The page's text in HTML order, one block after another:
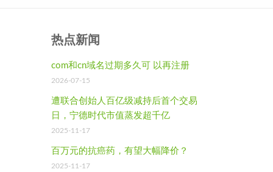
热点新闻
com和cn域名过期多久可 以再注册
2026-07-15
遭联合创始人百亿级减持后首个交易
日，宁德时代市值蒸发超千亿
2025-11-17
百万元的抗癌药，有望大幅降价？
2025-11-17